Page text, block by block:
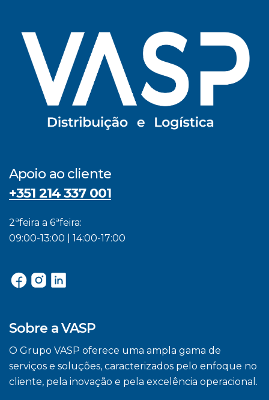
Apoio ao cliente
+351 214 337 001
2ªfeira a 6ªfeira:
09:00-13:00 | 14:00-17:00
Sobre a VASP
O Grupo VASP oferece uma ampla gama de
serviços e soluções, caracterizados pelo enfoque no
cliente, pela inovação e pela excelência operacional.